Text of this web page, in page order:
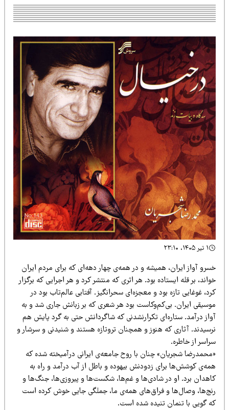
آواز ایران، همیشه و در همه‌ی چهار دهه‌ای که برای مردم ایران
بر قله ایستاده بود. هر اثری که منتشر کرد و هر اجرایی که برگزار
غوغایی تازه بود و معجزه‌ای سحرانگیز. آفتابی عالم‌تاب بود در
ایران. بی‌کم‌وکاست بود هر شعری که بر زبانش جاری شد و به
درآمد. ستاره‌ای تکرارنشدنی که شاگردانش حتی به گرد پایش هم
آثاری که هنوز و همچنان تروتازه هستند و شنیدنی و سرشار و
از خاطره.
شجریان» چنان با روح جامعه‌ی ایرانی درآمیخته شده که
کوشش‌ها برای زدودنش بیهوده و باطل از آب درآمد و راه به
برد. او در شادی‌ها و غم‌ها، شکست‌ها و پیروزی‌ها، جنگ‌ها و
وصال‌ها و فراق‌های همه‌ی ما، جملگی جایی خوش کرده است
گویی با تنمان تنیده شده است.